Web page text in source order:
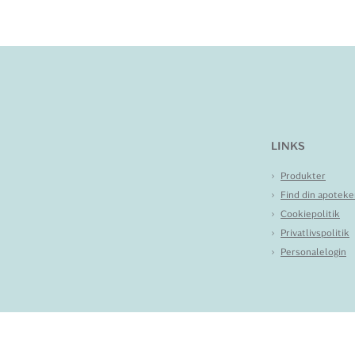
LINKS
Produkter
Find din
Cookiepolitik
Privatlivspolitik
Personalelogin